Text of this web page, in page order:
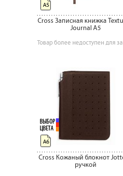
Cross Записная книжка
Journal A5
Товар более недоступен для
А5
Cross Кожаный блокнот
ручкой
А6